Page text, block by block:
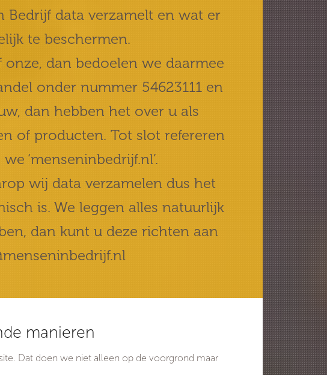
data verzamelt en wat er
te beschermen.
dan bedoelen we daarmee
onder nummer 54623111 en
dan hebben het over u als
of producten. Tot slot refereren
‘menseninbedrijf.nl’.
wij data verzamelen dus het
is. We leggen alles natuurlijk
dan kunt u deze richten aan
manieren
Dat doen we niet alleen op de voorgrond maar